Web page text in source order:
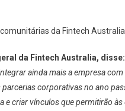
da Fintech
da Fintech Australia, disse:
ainda mais a empresa
corporativas no ano
criar vínculos que permitirão